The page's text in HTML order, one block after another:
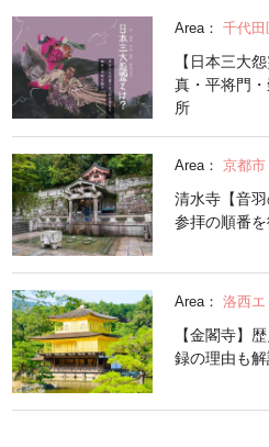
Area： 千代田
【日本三大
真・平将門
所
Area： 京都市
清水寺【音
参拝の順番
Area： 洛西エ
【金閣寺】
録の理由も